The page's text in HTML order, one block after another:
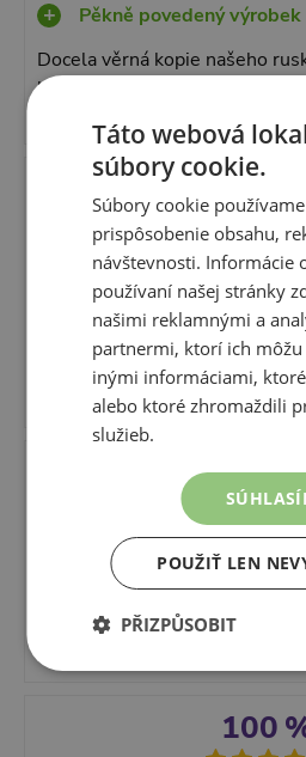
Pěkně povedený výrobek
Docela věrná kopie našeho
kocoura. Někteří lidé ani
100 %
Lenka
Overený
Kočka je nádherná vypadá
spokojená.
100
Overený
byla sem velice spokojena.
100
Táto webová
súbory cookie.
Súbory cookie
prispôsobenie obsahu,
návštevnosti. Informácie
používaní našej stránky
našimi reklamnými a
partnermi, ktorí ich
inými informáciami,
alebo ktoré zhromaždili
služieb.
POUŽIŤ LEN
PŘIZPŮSOBIT